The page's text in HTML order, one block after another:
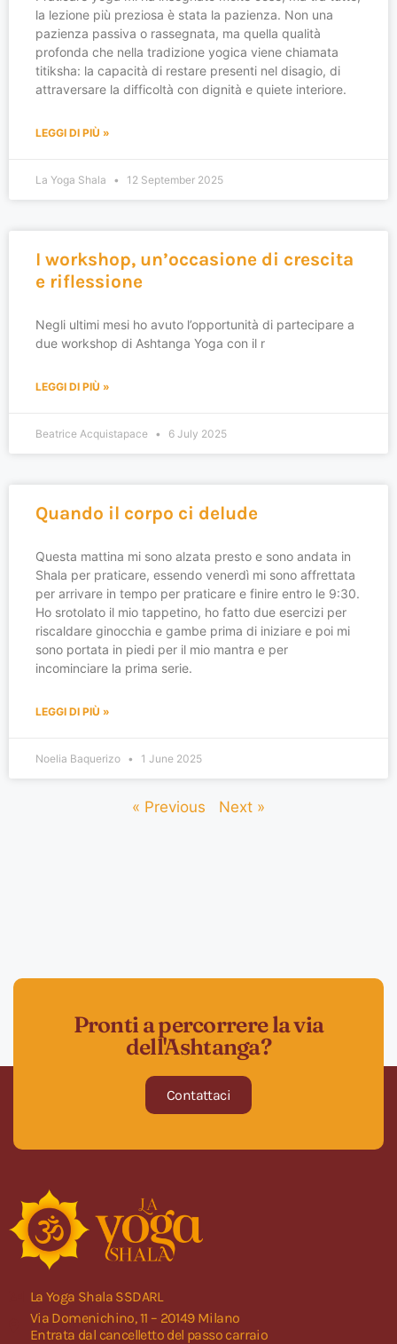
la lezione più preziosa è stata la pazienza. Non una
pazienza passiva o rassegnata, ma quella qualità
profonda che nella tradizione yogica viene chiamata
titiksha: la capacità di restare presenti nel disagio, di
attraversare la difficoltà con dignità e quiete interiore.
LEGGI DI PIÙ »
La Yoga Shala 12 September 2025
I workshop, un’occasione di crescita
e riflessione
Negli ultimi mesi ho avuto l’opportunità di partecipare a
due workshop di Ashtanga Yoga con il r
LEGGI DI PIÙ »
Beatrice Acquistapace 6 July 2025
Quando il corpo ci delude
Questa mattina mi sono alzata presto e sono andata in
Shala per praticare, essendo venerdì mi sono affrettata
per arrivare in tempo per praticare e finire entro le 9:30.
Ho srotolato il mio tappetino, ho fatto due esercizi per
riscaldare ginocchia e gambe prima di iniziare e poi mi
sono portata in piedi per il mio mantra e per
incominciare la prima serie.
LEGGI DI PIÙ »
Noelia Baquerizo 1 June 2025
« Previous Next »
Pronti a percorrere la via
dell'Ashtanga?
Contattaci
La Yoga Shala SSDARL
Via Domenichino, 11 – 20149 Milano
Entrata dal cancelletto del passo carraio